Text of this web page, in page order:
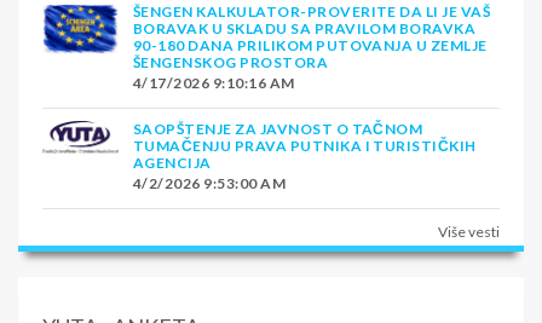
ŠENGEN KALKULATOR-PROVERITE DA LI JE VAŠ
BORAVAK U SKLADU SA PRAVILOM BORAVKA
90-180 DANA PRILIKOM PUTOVANJA U ZEMLJE
ŠENGENSKOG PROSTORA
4/17/2026 9:10:16 AM
SAOPŠTENJE ZA JAVNOST O TAČNOM
TUMAČENJU PRAVA PUTNIKA I TURISTIČKIH
AGENCIJA
4/2/2026 9:53:00 AM
Više vesti